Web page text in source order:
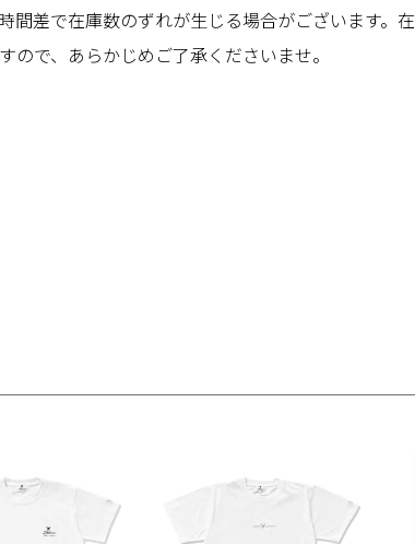
間差で在庫数のずれが生じる場合がございます。在
で、あらかじめご了承くださいませ。